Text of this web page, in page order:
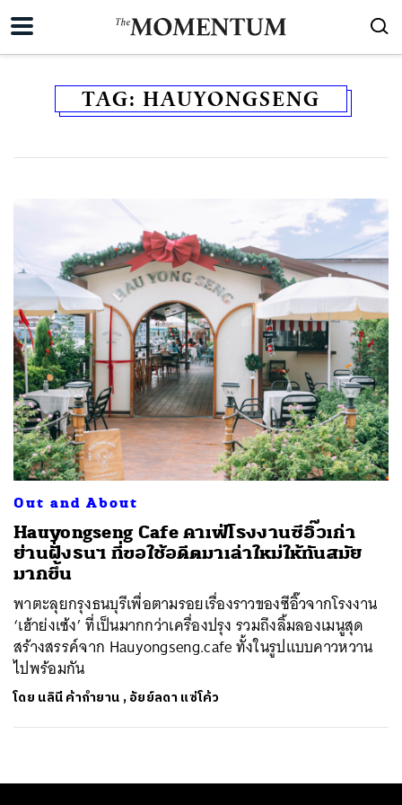
TAG: HAUYONGSENG
Out and About
Hauyongseng Cafe คาเฟ่โรงงานซีอิ๊วเก่า
ย่านฝั่งธนฯ ที่ขอใช้อดีตมาเล่าใหม่ให้ทันสมัย
มากขึ้น
พาตะลุยกรุงธนบุรีเพื่อตามรอยเรื่องราวของซีอิ๊วจากโรงงาน
‘เฮ้าย่งเซ้ง’ ที่เป็นมากกว่าเครื่องปรุง รวมถึงลิ้มลองเมนูสุด
สร้างสรรค์จาก Hauyongseng.cafe ทั้งในรูปแบบคาวหวาน
ไปพร้อมกัน
โดย นลินี ค้ากำยาน ,อัยย์ลดา แซ่โค้ว
ค้นหา
SHARE TWEET LINE EMAIL